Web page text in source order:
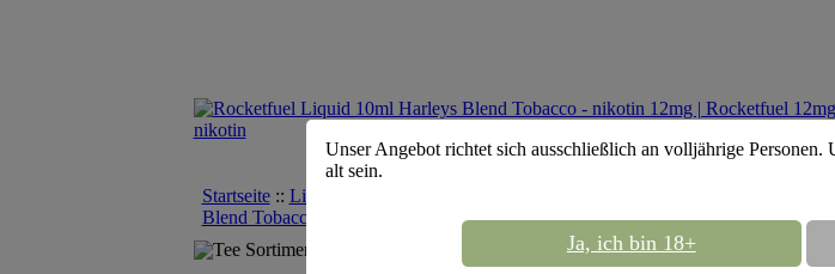
Startseite:: Liquid 12mg - nikotin
Blend Tobacco - nikotin 12mg
Tee Sortiment
Unser Angebot richtet sich ausschließlich an volljährige Personen.
alt sein.
Ja, ich bin 18+